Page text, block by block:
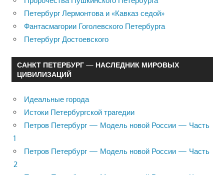
Петербург Лермонтова и «Кавказ седой»
Фантасмагории Гоголевского Петербурга
Петербург Достоевского
САНКТ ПЕТЕРБУРГ — НАСЛЕДНИК МИРОВЫХ
ЦИВИЛИЗАЦИЙ
Идеальные города
Истоки Петербургской трагедии
Петров Петербург — Модель новой России — Часть
1
Петров Петербург — Модель новой России — Часть
2